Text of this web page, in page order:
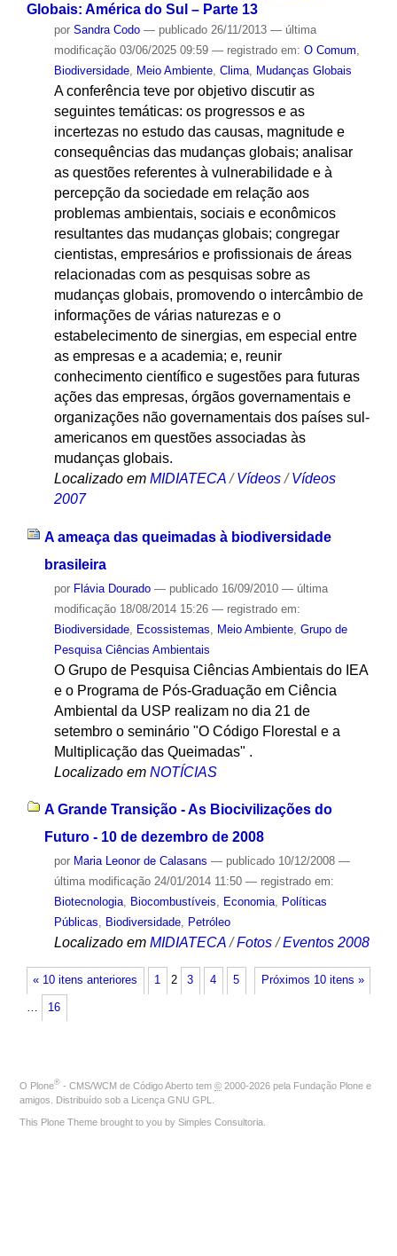
Globais: América do Sul – Parte 13
por Sandra Codo — publicado26/11/2013 — última
modificação03/06/2025 09:59 — registrado em: O Comum
Biodiversidade, Meio Ambiente, Clima, Mudanças Globais
A conferência teve por objetivo discutir as
seguintes temáticas: os progressos e as
incertezas no estudo das causas, magnitude e
consequências das mudanças globais; analisar
as questões referentes à vulnerabilidade e à
percepção da sociedade em relação aos
problemas ambientais, sociais e econômicos
resultantes das mudanças globais; congregar
cientistas, empresários e profissionais de áreas
relacionadas com as pesquisas sobre as
mudanças globais, promovendo o intercâmbio de
informações de várias naturezas e o
estabelecimento de sinergias, em especial entre
as empresas e a academia; e, reunir
conhecimento científico e sugestões para futuras
ações das empresas, órgãos governamentais e
organizações não governamentais dos países sul-
americanos em questões associadas às
mudanças globais.
Localizado em MIDIATECA /Vídeos /Vídeos
2007
A ameaça das queimadas à biodiversidade
brasileira
por Flávia Dourado — publicado16/09/2010 — última
modificação18/08/2014 15:26 — registrado em:
Biodiversidade, Ecossistemas Meio Ambiente, Grupo de
Pesquisa Ciências Ambientais
O Grupo de Pesquisa Ciências Ambientais do IEA
e o Programa de Pós-Graduação em Ciência
Ambiental da USP realizam no dia 21 de
setembro o seminário "O Código Florestal e a
Multiplicação das Queimadas" .
Localizado em NOTÍCIAS
A Grande Transição - As Biocivilizações do
Futuro - 10 de dezembro de 2008
por Maria Leonor de Calasans — publicado10/12/2008 —
última modificação24/01/2014 11:50 — registrado em:
Biotecnologia, Biocombustíveis, Economia, Políticas
Públicas, Biodiversidade, Petróleo
Localizado em MIDIATECA /Fotos /Eventos 2008
« 10 itens anteriores Próximos 10 itens »
1 2 3 4 5
… 16
O Plone® - CMS/WCM de Código Aberto tem © 2000-2026 pela Fundação Plone e
amigos. Distribuído sob a Licença GNU GPL
This Plone Theme brought to you by Simples Consultoria